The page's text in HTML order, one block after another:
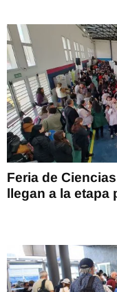
Feria de
llegan a la etapa